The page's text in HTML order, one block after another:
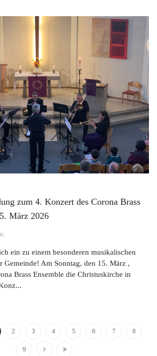
zum 4. Konzert des Corona Brass
März 2026
ein zu einem besonderen musikalischen
Gemeinde! Am Sonntag, den 15. März ,
Brass Ensemble die Christuskirche in
2 3 4 5 6 7 8
9